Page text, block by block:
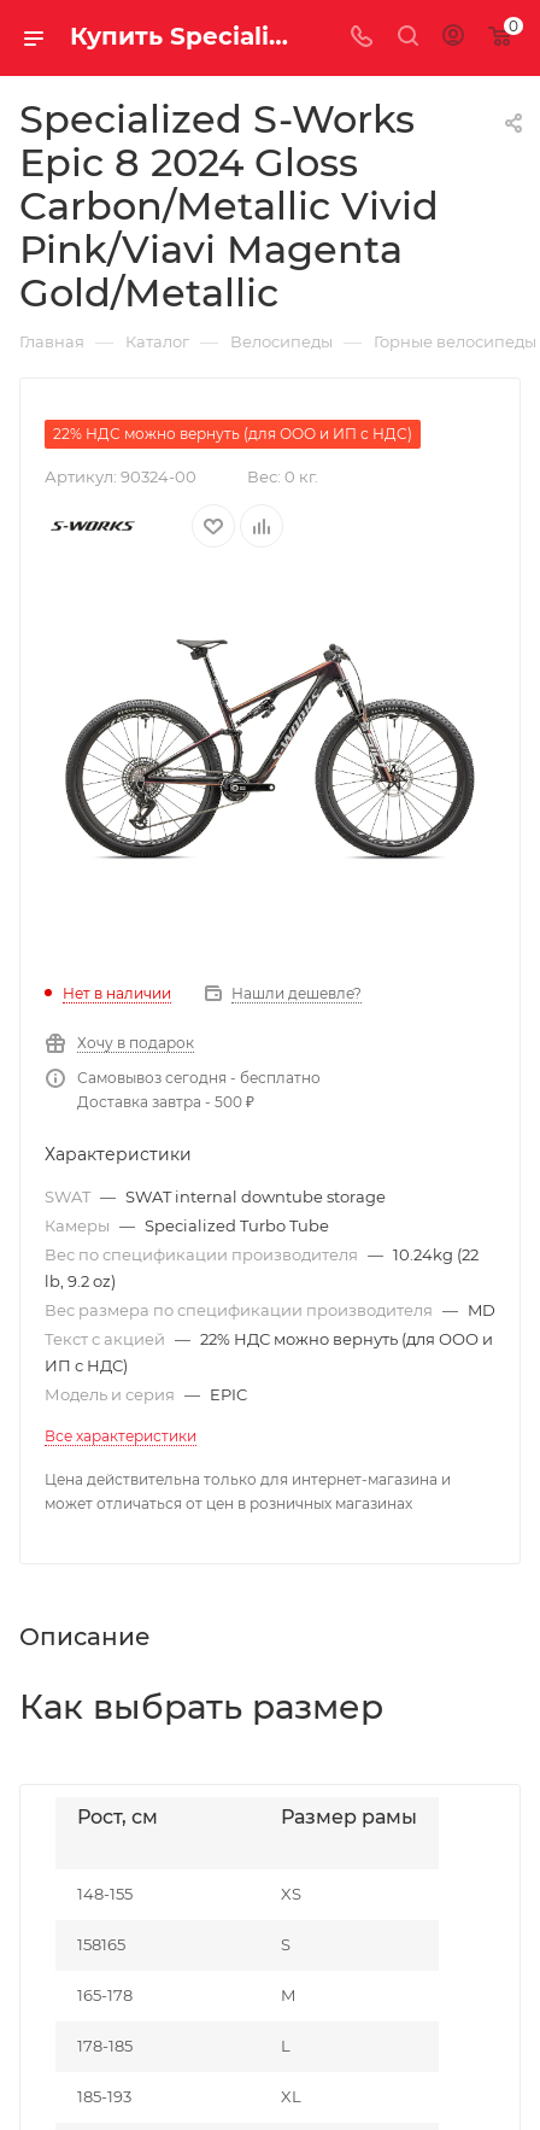
Купить Specialized S-Works Epic 8 2024 Gloss Carbon/Metallic Vivid Pink/Viavi Magenta Gold/Metallic за рублей, а со скидкой 1 610 400 руб. 0
Specialized S-Works
Epic 8 2024 Gloss
Carbon/Metallic Vivid
Pink/Viavi Magenta
Gold/Metallic
Главная — Каталог — Велосипеды — Горные велосипеды
22% НДС можно вернуть (для ООО и ИП с НДС)
Артикул: 90324-00 Вес: 0 кг.
Нет в наличии Нашли дешевле?
Хочу в подарок
Самовывоз сегодня - бесплатно
Доставка завтра - 500 ₽
Характеристики
SWAT — SWAT internal downtube storage
Камеры — Specialized Turbo Tube
Вес по спецификации производителя — 10.24kg (22
lb, 9.2 oz)
Вес размера по спецификации производителя — MD
Текст с акцией — 22% НДС можно вернуть (для ООО и
ИП с НДС)
Модель и серия — EPIC
Все характеристики
Цена действительна только для интернет-магазина и
может отличаться от цен в розничных магазинах
Описание
Как выбрать размер
Рост, см Размер рамы
148-155 XS
158165 S
165-178 M
178-185 L
185-193 XL